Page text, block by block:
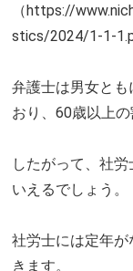
（https://
stics/2024/1-1-
弁護士は男女と
おり、60歳以上
したがって、社
いえるでしょう。
社労士には定年
きます。